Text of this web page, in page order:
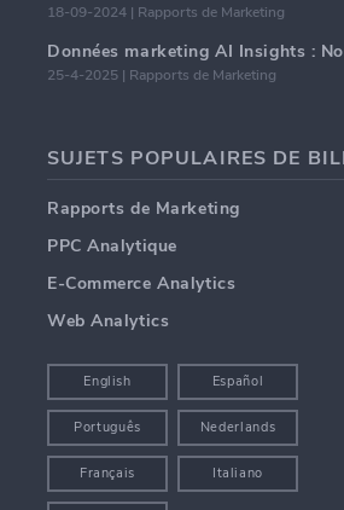
18-09-2024 | Rapports de Marketing
25-4-2025 | Rapports de Marketing
Rapports de Marketing
PPC Analytique
E-Commerce Analytics
Web Analytics
English Español
Português Nederlands
Français Italiano